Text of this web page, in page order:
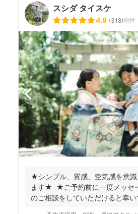
スシダ タイスケ
4.9 (318)男性
★シンプル、質感、空気感を意識
ます★ ★ご予約前に一度メッセ
のご相談をしていただけると幸